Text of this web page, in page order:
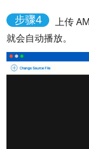
步骤4
上传
就会自动播放。